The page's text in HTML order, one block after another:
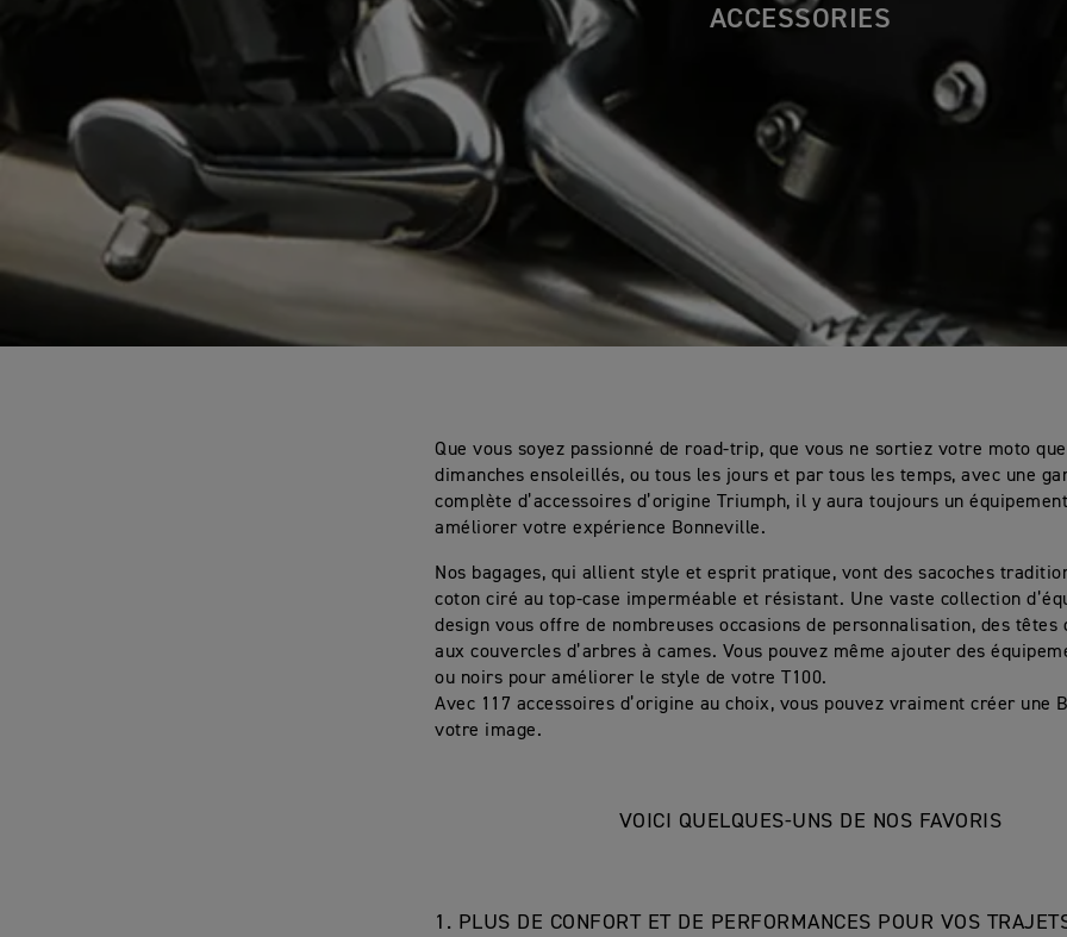
ACCESSORIES
Que vous soyez passionné de road-trip, que vous ne sortiez votre moto
dimanches ensoleillés, ou tous les jours et par tous les temps, avec une
complète d’accessoires d’origine Triumph, il y aura toujours un
améliorer votre expérience Bonneville.
Nos bagages, qui allient style et esprit pratique, vont des sacoches
coton ciré au top-case imperméable et résistant. Une vaste collection
design vous offre de nombreuses occasions de personnalisation, des têtes
aux couvercles d’arbres à cames. Vous pouvez même ajouter des
ou noirs pour améliorer le style de votre T100.
Avec 117 accessoires d’origine au choix, vous pouvez vraiment créer une
votre image.
VOICI QUELQUES-UNS DE NOS FAVORIS
1. PLUS DE CONFORT ET DE PERFORMANCES POUR VOS